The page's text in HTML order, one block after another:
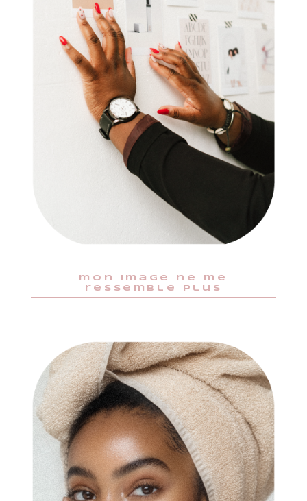
mon image ne me
ressemble plus